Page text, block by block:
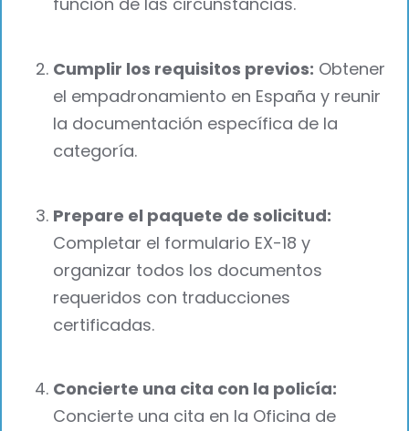
Cumplir los requisitos previos: Obtener
el empadronamiento en España y reunir
la documentación específica de la
categoría.
Prepare el paquete de solicitud:
Completar el formulario EX-18 y
organizar todos los documentos
requeridos con traducciones
certificadas.
Concierte una cita con la policía:
Concierte una cita en la Oficina de